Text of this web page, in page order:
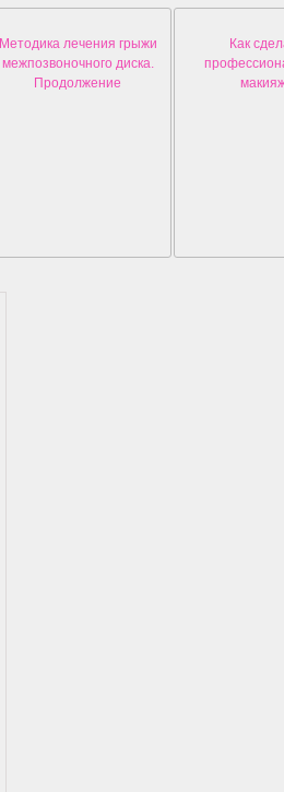
Методика лечения грыжи
межпозвоночного диска.
Продолжение
Как